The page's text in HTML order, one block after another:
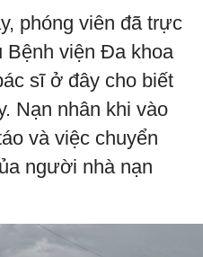
phóng viên đã trực
Bệnh viện Đa khoa
sĩ ở đây cho biết
Nạn nhân khi vào
và việc chuyển
người nhà nạn